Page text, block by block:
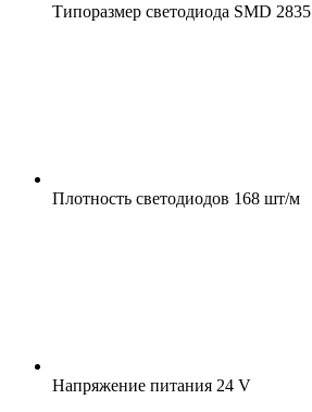
Типоразмер светодиода SMD 2835
Плотность светодиодов 168 шт/м
Напряжение питания 24 V